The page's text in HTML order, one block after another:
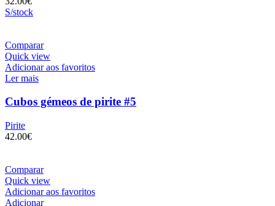
S/stock
Comparar
Quick view
Adicionar aos favoritos
Ler mais
Cubos gémeos de pirite #5
Pirite
42.00€
Comparar
Quick view
Adicionar aos favoritos
Adicionar